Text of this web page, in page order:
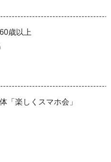
歳以上
「楽しくスマホ会」